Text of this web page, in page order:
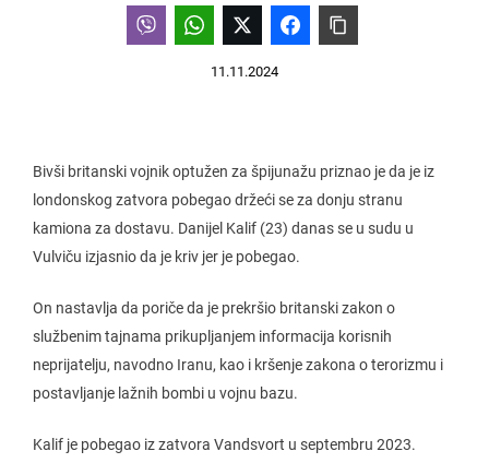
11.11.2024
Bivši britanski vojnik optužen za špijunažu priznao je da je iz
londonskog zatvora pobegao držeći se za donju stranu
kamiona za dostavu. Danijel Kalif (23) danas se u sudu u
Vulviču izjasnio da je kriv jer je pobegao.
On nastavlja da poriče da je prekršio britanski zakon o
službenim tajnama prikupljanjem informacija korisnih
neprijatelju, navodno Iranu, kao i kršenje zakona o terorizmu i
postavljanje lažnih bombi u vojnu bazu.
Kalif je pobegao iz zatvora Vandsvort u septembru 2023.